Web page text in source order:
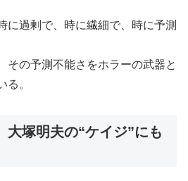
に過剰で、時に繊細で、時に予測
その予測不能さをホラーの武器と
る。
大塚明夫の“ケイジ”にも